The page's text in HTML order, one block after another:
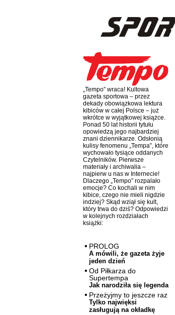
„Tempo” wraca! Kultowa
gazeta sportowa – przez
dekady obowiązkowa lektura
kibiców w całej Polsce – już
wkrótce w wyjątkowej książce.
Ponad 50 lat historii tytułu
opowiedzą jego najbardziej
znani dziennikarze. Odsłonią
kulisy fenomenu „Tempa”, które
wychowało tysiące oddanych
Czytelników. Pierwsze
materiały i archiwalia –
najpierw u nas w Internecie!
Dlaczego „Tempo” rozpalało
emocje? Co kochali w nim
kibice, czego nie mieli nigdzie
indziej? Skąd wziął się kult,
który trwa do dziś? Odpowiedzi
w kolejnych rozdziałach
książki:
PROLOG
A mówili, że gazeta żyje
jeden dzień
Od Piłkarza do
Supertempa
Jak narodziła się legenda
Przeżyjmy to jeszcze raz
Tylko najwięksi
zasługują na okładkę